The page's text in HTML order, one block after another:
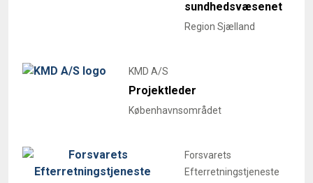
sundhedsvæsenet
Region Sjælland
KMD A/S
Projektleder
Københavnsområdet
Forsvarets
Efterretningstjeneste